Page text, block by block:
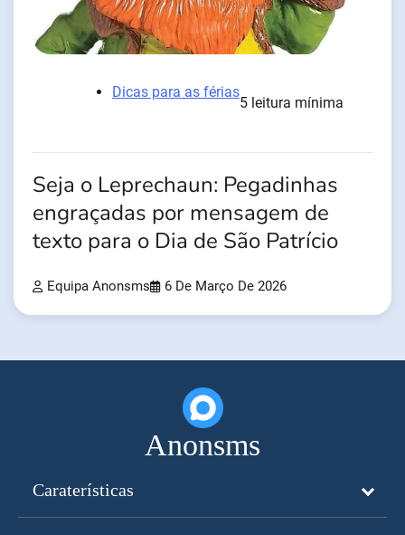
Dicas para as férias
5 leitura mínima
Seja o Leprechaun: Pegadinhas
engraçadas por mensagem de
texto para o Dia de São Patrício
Equipa Anonsms 6 De Março De 2026
Anonsms
Caraterísticas